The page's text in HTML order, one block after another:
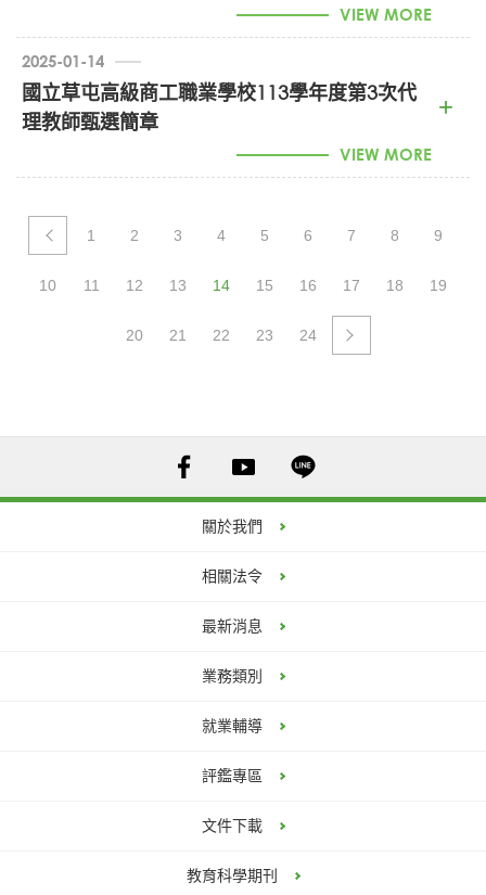
114學年度第1次教師甄選簡章1140117 (PDF)
甄選教師報名表(空白) (ODT)
VIEW MORE
2025-01-14
國立草屯高級商工職業學校113學年度第3次代
理教師甄選簡章
VIEW MORE
國立草屯高級商工職業學校113學年度第3次代理教師甄
1 2 3 4 5 6 7 8 9
10 11 12 13 14 15 16 17 18 19
20 21 22 23 24
關於我們
相關法令
最新消息
業務類別
就業輔導
評鑑專區
文件下載
教育科學期刊